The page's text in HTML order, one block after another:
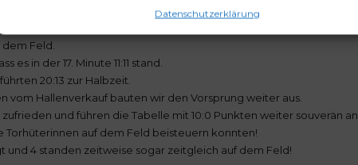
Datenschutzerklärung
nur fünf Teams in der Liga.
gelernten Feldspielern, doch drei unserer Torhüterinnen stellten
Feld.
in der 17. Minute 11:11 stand.
20:13 zur Halbzeit.
vom Hallenverkauf bauten wir den Vorsprung weiter aus.
und führen die Tabelle mit 10:0 Punkten weiter souverän an.
Torhüterinnen auf dem Feld beisteuern konnten!
und 4 standen zeitweise sogar zeitgleich auf dem Feld!